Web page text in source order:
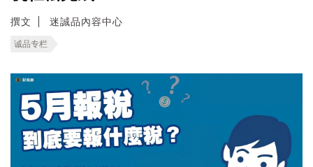
撰文 迷誠品內容中心
诚品专栏